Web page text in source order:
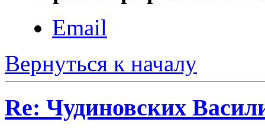
Email
Вернуться к началу
Re: Чудиновских